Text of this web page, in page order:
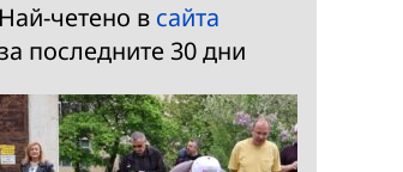
Най-четено в сайта
последните 30 дни